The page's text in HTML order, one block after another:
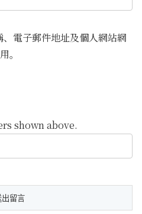
電子郵件地址及個人網站網
。
shown above.